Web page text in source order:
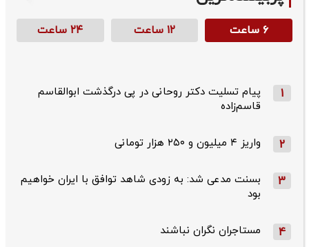
۶ ساعت ۱۲ ساعت ۲۴ ساعت
1
پیام تسلیت دکتر روحانی در پی درگذشت ابوالقاسم
قاسم‌زاده
2 واریز ۴ میلیون و ۲۵۰ هزار تومانی
3
بسنت مدعی شد: به زودی شاهد توافق با ایران خواهیم
بود
4 مستاجران نگران نباشند